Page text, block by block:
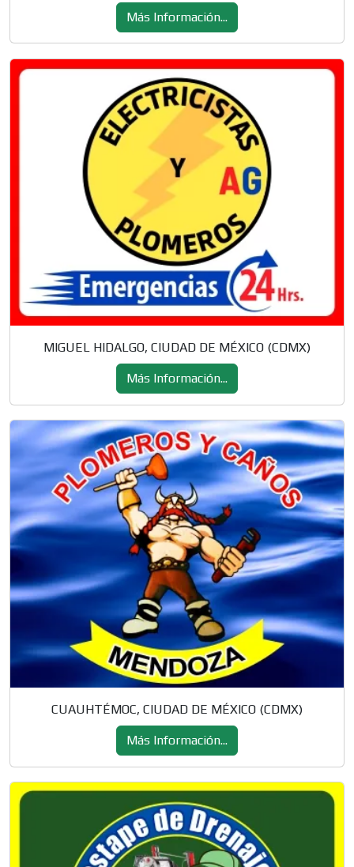
Más Información...
MIGUEL HIDALGO, CIUDAD DE MÉXICO (CDMX)
Más Información...
CUAUHTÉMOC, CIUDAD DE MÉXICO (CDMX)
Más Información...